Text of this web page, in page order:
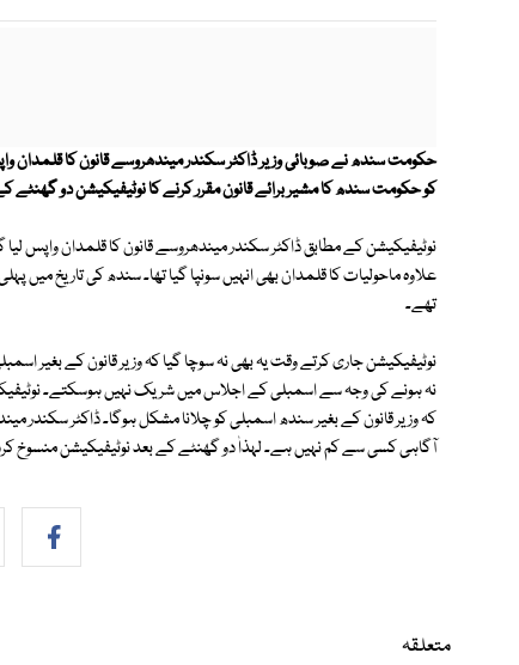
حکومت سندھ نے صوبائی وزیر ڈاکٹر سکندر میندھروسے قانون کا قلمدان
کو حکومت سندھ کا مشیر برائے قانون مقرر کرنے کا نوٹیفیکیشن دو گھنٹے
نوٹیفیکیشن کے مطابق ڈاکٹر سکندر میندھروسے قانون کا قلمدان واپس لیا
علاوہ ماحولیات کا قلمدان بھی انہیں سونپا گیا تھا۔ سندھ کی تاریخ میں
تھے۔
نوٹیفیکیشن جاری کرتے وقت یہ بھی نہ سوچا گیا کہ وزیر قانون کے بغیر
نہ ہونے کی وجہ سے اسمبلی کے اجلاس میں شریک نہیں ہوسکتے۔
کہ وزیر قانون کے بغیر سندھ اسمبلی کو چلانا مشکل ہوگا۔ ڈاکٹر سکندر
آگاہی کسی سے کم نہیں ہے۔ لہذاٰ دو گھنٹے کے بعد نوٹیفیکیشن منسوخ
متعلقہ